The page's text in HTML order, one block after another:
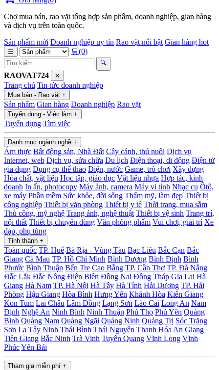
Chợ mua bán, rao vặt tổng hợp sản phẩm, doanh nghiệp, gian hàng
và dịch vụ trên toàn quốc.
Sản phẩm mới Doanh nghiệp uy tín Rao vặt nổi bật Gian hàng hot
☰ 🛒(0)
🔍
RAOVAT724 ✕
Trang chủ Tin tức doanh nghiệp
Mua bán - Rao vặt +
Sản phẩm Gian hàng Doanh nghiệp Rao vặt
Tuyển dụng - Việc làm +
Tuyển dụng Tìm việc
Danh mục ngành nghề +
Ẩm thực Bất động sản, Nhà Đất Cây cảnh, thú nuôi Dịch vụ
Internet, web Dịch vụ, sửa chữa Du lịch Điện thoại, di động Điện tử
gia dụng Dụng cụ thể thao Điện, nước Game, trò chơi Xây dựng
Hóa chất, vật liệu Học tập, giáo dục Vật liệu nhựa Hợp tác, kinh
doanh In ấn, photocopy Máy ảnh, camera Máy vi tính Nhạc cụ Ôtô,
xe máy Phần mềm Sức khỏe, đời sống Thẩm mỹ, làm đẹp Thiết bị
công nghiệp Thiết bị văn phòng Thiết bị y tế Thời trang, mua sắm
Thủ công, mỹ nghệ Trang ảnh, nghệ thuật Thiết bị vệ sinh Trang trí,
nội thất Thiết bị chuyên dùng Văn phòng phẩm Vui chơi, giải trí Xe
đạp, phụ tùng
Tỉnh thành +
Toàn quốc TP. Huế Bà Rịa - Vũng Tàu Bạc Liêu Bắc Cạn Bắc
Giang Cà Mau TP. Hồ Chí Minh Bình Dương Bình Định Bình
Phước Bình Thuận Bến Tre Cao Bằng TP. Cần Thơ TP. Đà Nẳng
Đắc Lắk Đắc Nông Điện Biên Đồng Nai Đồng Tháp Gia Lai Hà
Giang Hà Nam TP. Hà Nội Hà Tây Hà Tỉnh Hải Dương TP. Hải
Phòng Hậu Giang Hòa Bình Hưng Yên Khánh Hòa Kiên Giang
Kon Tum Lai Châu Lâm Đồng Lạng Sơn Lào Cai Long An Nam
Định Nghệ An Ninh Bình Ninh Thuận Phú Thọ Phú Yên Quảng
Bình Quảng Nam Quảng Ngãi Quảng Ninh Quảng Trị Sóc Trăng
Sơn La Tây Ninh Thái Bình Thái Nguyên Thanh Hóa An Giang
Tiền Giang Bắc Ninh Trà Vinh Tuyên Quang Vĩnh Long Vĩnh
PhúcYên Bái
Tham gia miễn phí +